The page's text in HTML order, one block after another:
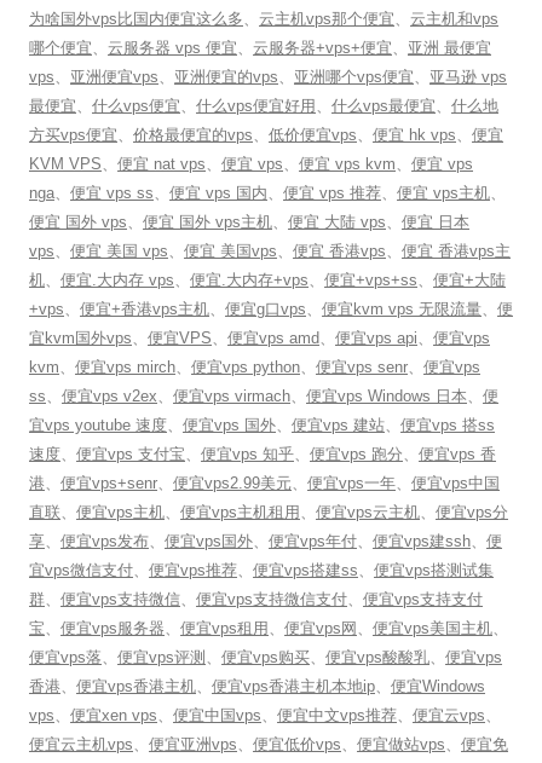
为啥国外vps比国内便宜这么多、 云主机vps那个便宜、 云主机和vps
哪个便宜、 云服务器 vps 便宜、 云服务器+vps+便宜、 亚洲 最便宜
vps、 亚洲便宜vps、 亚洲便宜的vps、 亚洲哪个vps便宜、 亚马逊 vps
最便宜、 什么vps便宜、 什么vps便宜好用 、 什么vps最便宜、 什么地
方买vps便宜、 价格最便宜的vps、 低价便宜vps、 便宜 hk vps、 便宜
KVM VPS、 便宜 nat vps、 便宜 vps、 便宜 vps kvm、 便宜 vps
nga、 便宜 vps ss、 便宜 vps 国内、 便宜 vps 推荐、 便宜 vps主机、
便宜 国外 vps、 便宜 国外 vps主机、 便宜 大陆 vps、 便宜 日本
vps、 便宜 美国 vps、 便宜 美国vps、 便宜 香港vps、 便宜 香港vps主
机、 便宜.大内存 vps、 便宜.大内存+vps、 便宜+vps+ss、 便宜+大陆
+vps、 便宜+香港vps主机、 便宜g口vps、 便宜kvm vps 无限流量、 便
宜kvm国外vps、 便宜VPS、 便宜vps amd、 便宜vps api、 便宜vps
kvm、 便宜vps mirch、 便宜vps python、 便宜vps senr、 便宜vps
ss、 便宜vps v2ex、 便宜vps virmach、 便宜vps Windows 日本、 便
宜vps youtube 速度、 便宜vps 国外、 便宜vps 建站、 便宜vps 搭ss
速度、 便宜vps 支付宝、 便宜vps 知乎、 便宜vps 跑分、 便宜vps 香
港、 便宜vps+senr、 便宜vps2.99美元、 便宜vps一年、 便宜vps中国
直联、 便宜vps主机、 便宜vps主机租用 、 便宜vps云主机、 便宜vps分
享、 便宜vps发布、 便宜vps国外、 便宜vps年付、 便宜vps建ssh、 便
宜vps微信支付、 便宜vps推荐、 便宜vps搭建ss、 便宜vps搭测试集
群、 便宜vps支持微信、 便宜vps支持微信支付、 便宜vps支持支付
宝、 便宜vps服务器、 便宜vps租用 、 便宜vps网 、 便宜vps美国主机、
便宜vps落、 便宜vps评测 、 便宜vps购买、 便宜vps酸酸乳、 便宜vps
香港、 便宜vps香港主机、 便宜vps香港主机本地ip、 便宜Windows
vps、 便宜xen vps、 便宜中国vps、 便宜中文vps推荐、 便宜云vps、
便宜云主机vps、 便宜亚洲vps、 便宜低价vps、 便宜做站vps、 便宜免